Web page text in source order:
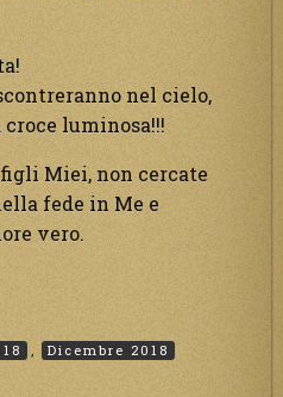
nel cielo,
luminosa!!!
Miei, non cercate
fede in Me e
vero.
, Dicembre 2018